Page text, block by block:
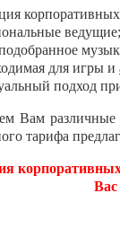
ведущие;
для игры и
подход
Вам
тарифа